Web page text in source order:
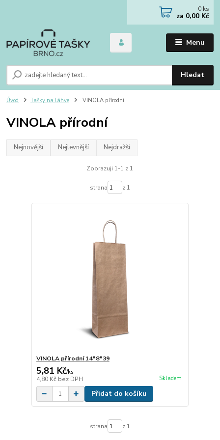
Menu
Hledat
0 ks
za 0,00 Kč
Úvod Tašky na láhve VINOLA přírodní
VINOLA přírodní
Nejnovější Nejlevnější Nejdražší
Zobrazuji 1-1 z 1
strana z 1
VINOLA přírodní 14*8*39
5,81 Kč/ks
4,80 Kč bez DPH Skladem
Přidat do košíku
strana z 1